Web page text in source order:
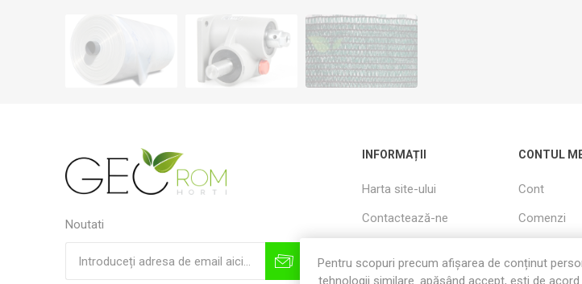
Noutati
INFORMAȚII
Harta site-ului
Contactează-ne
Informații utile
CONTUL
Cont
Comenzi
Produse
Pentru scopuri precum afișarea de conținut
tehnologii similare. apăsând accept, ești de